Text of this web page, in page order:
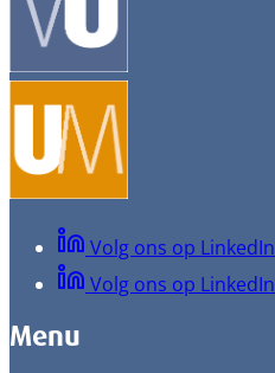
Volg ons op LinkedIn
Volg ons op LinkedIn
Menu